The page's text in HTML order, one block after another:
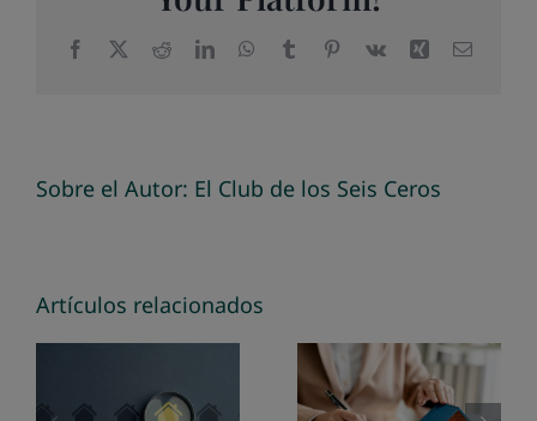
Facebook RedditLinkedInWhatsApp
Tumblr Pinterest
Vk Xing Correo
Sobre el Autor: El Club de los Seis Ceros
Artículos relacionados
expertos
en
valoración
completa
para